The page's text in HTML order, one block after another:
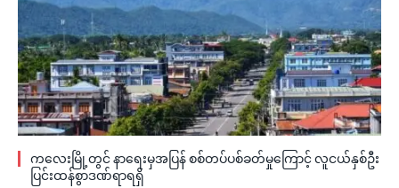
ကလေးမြို့တွင် နာရေးမှအပြန် စစ်တပ်ပစ်ခတ်မှုကြောင့် လူငယ်နှစ်ဦး
ပြင်းထန်စွာဒဏ်ရာရရှိ